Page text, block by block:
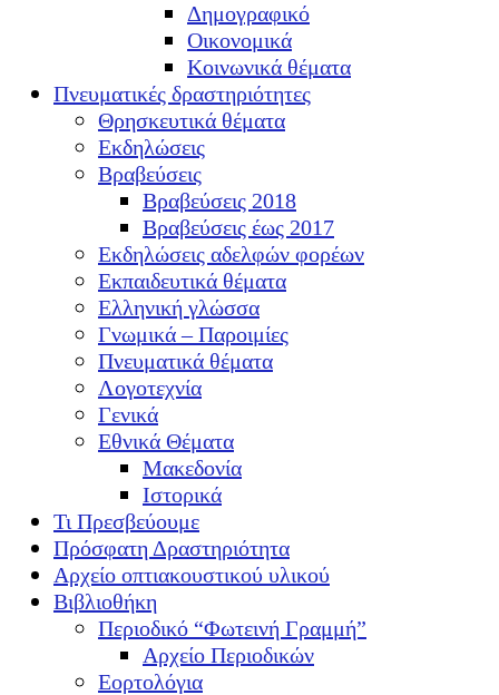
Δημογραφικό
Οικονομικά
Κοινωνικά θέματα
Πνευματικές δραστηριότητες
Θρησκευτικά θέματα
Εκδηλώσεις
Βραβεύσεις
Βραβεύσεις 2018
Βραβεύσεις έως 2017
Εκδηλώσεις αδελφών φορέων
Εκπαιδευτικά θέματα
Ελληνική γλώσσα
Γνωμικά – Παροιμίες
Πνευματικά θέματα
Λογοτεχνία
Γενικά
Εθνικά Θέματα
Μακεδονία
Ιστορικά
Τι Πρεσβεύουμε
Πρόσφατη Δραστηριότητα
Αρχείο οπτιακουστικού υλικού
Βιβλιοθήκη
Περιοδικό “Φωτεινή Γραμμή”
Αρχείο Περιοδικών
Εορτολόγια